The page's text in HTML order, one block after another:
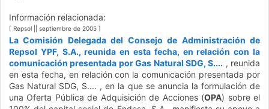
Información relacionada:
[ Repsol || septiembre de 2005 ]
La Comisión Delegada del Consejo de Administración de
Repsol YPF, S.A., reunida en esta fecha, en relación con la
comunicación presentada por Gas Natural SDG, S.... , reunida
en esta fecha, en relación con la comunicación presentada por
Gas Natural SDG, S.... , en la que se anuncia la formulación de
una Oferta Pública de Adquisición de Acciones (OPA) sobre el